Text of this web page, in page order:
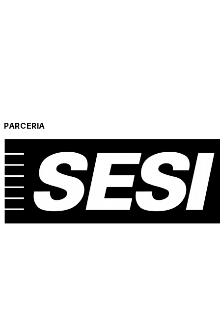
PARCERIA